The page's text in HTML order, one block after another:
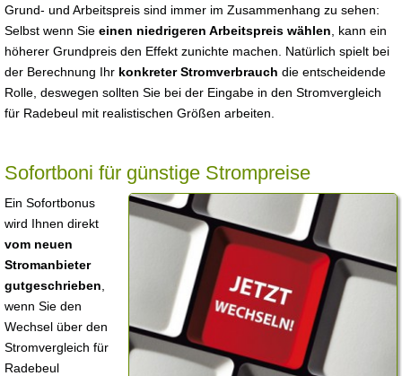
Grund- und Arbeitspreis sind immer im Zusammenhang zu sehen:
Selbst wenn Sie einen niedrigeren Arbeitspreis wählen , kann ein
höherer Grundpreis den Effekt zunichte machen. Natürlich spielt bei
der Berechnung Ihr konkreter Stromverbrauch die entscheidende
Rolle, deswegen sollten Sie bei der Eingabe in den Stromvergleich
für Radebeul mit realistischen Größen arbeiten.
Sofortboni für günstige Strompreise
Ein Sofortbonus
wird Ihnen direkt
vom neuen
Stromanbieter
gutgeschrieben
wenn Sie den
Wechsel über den
Stromvergleich für
Radebeul